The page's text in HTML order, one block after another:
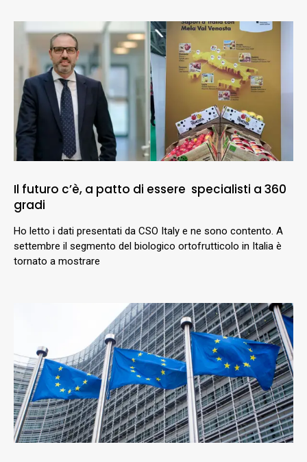
Il futuro c’è, a patto di essere specialisti a 360
gradi
Ho letto i dati presentati da CSO Italy e ne sono contento. A
settembre il segmento del biologico ortofrutticolo in Italia è
tornato a mostrare